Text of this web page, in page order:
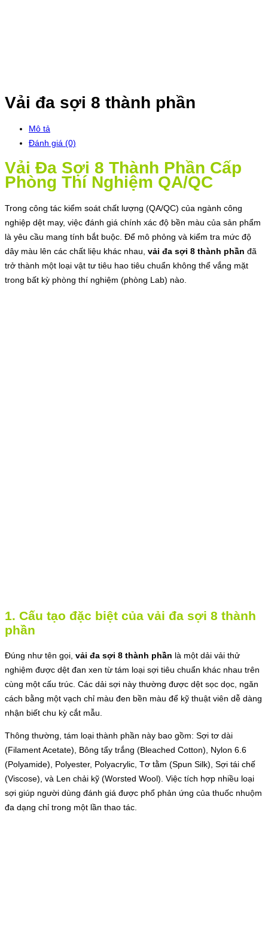
Vải đa sợi 8 thành phần
Mô tả
Đánh giá (0)
Vải Đa Sợi 8 Thành Phần Cấp
Phòng Thí Nghiệm QA/QC
Trong công tác kiểm soát chất lượng (QA/QC) của ngành công
nghiệp dệt may, việc đánh giá chính xác độ bền màu của sản phẩm
là yêu cầu mang tính bắt buộc. Để mô phỏng và kiểm tra mức độ
dây màu lên các chất liệu khác nhau, vải đa sợi 8 thành phần đã
trở thành một loại vật tư tiêu hao tiêu chuẩn không thể vắng mặt
trong bất kỳ phòng thí nghiệm (phòng Lab) nào.
1. Cấu tạo đặc biệt của vải đa sợi 8 thành
phần
Đúng như tên gọi, vải đa sợi 8 thành phần là một dải vải thử
nghiệm được dệt đan xen từ tám loại sợi tiêu chuẩn khác nhau trên
cùng một cấu trúc. Các dải sợi này thường được dệt sọc dọc, ngăn
cách bằng một vạch chỉ màu đen bền màu để kỹ thuật viên dễ dàng
nhận biết chu kỳ cắt mẫu.
Thông thường, tám loại thành phần này bao gồm: Sợi tơ dài
(Filament Acetate), Bông tẩy trắng (Bleached Cotton), Nylon 6.6
(Polyamide), Polyester, Polyacrylic, Tơ tằm (Spun Silk), Sợi tái chế
(Viscose), và Len chải kỹ (Worsted Wool). Việc tích hợp nhiều loại
sợi giúp người dùng đánh giá được phổ phản ứng của thuốc nhuộm
đa dạng chỉ trong một lần thao tác.